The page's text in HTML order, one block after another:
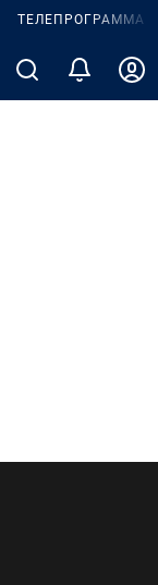
ТЕЛЕПРОГРАММА